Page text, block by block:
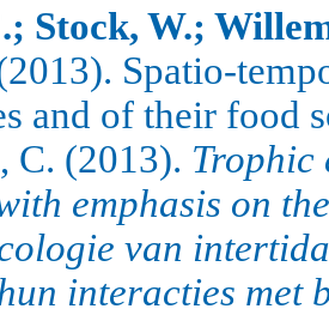
Stock, W.;
Spatio-
and of their food
C. (2013).
emphasis on
van
interacties met